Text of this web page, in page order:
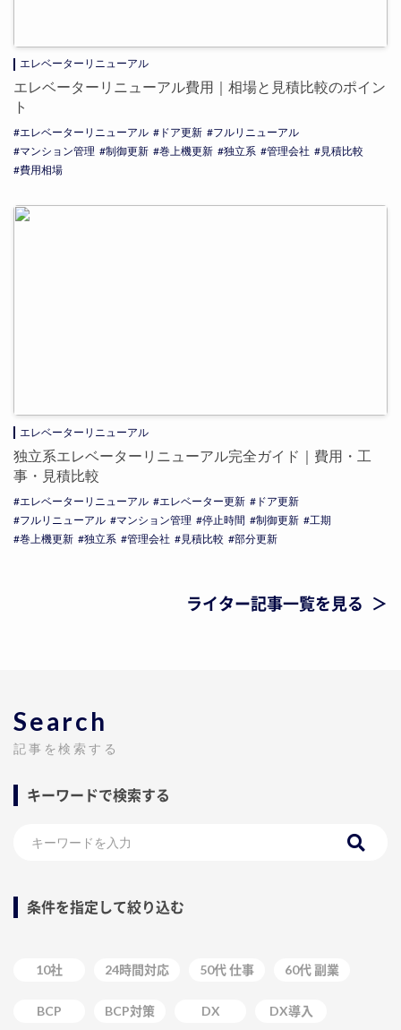
エレベーターリニューアル
エレベーターリニューアル費用｜相場と見積比較のポイン
ト
エレベーターリニューアル ドア更新
フルリニューアル
マンション管理
制御更新 巻上機更新 独立系 管理会社
見積比較
費用相場
エレベーターリニューアル
独立系エレベーターリニューアル完全ガイド｜費用・工
事・見積比較
エレベーターリニューアル エレベーター更新
ドア更新
フルリニューアル
マンション管理 停止時間 制御更新
工期
巻上機更新
独立系 管理会社 見積比較 部分更新
ライター記事一覧を見る
Search
記事を検索する
キーワードで検索する
条件を指定して絞り込む
10社 24時間対応 50代 仕事 60代 副業
BCP BCP対策 DX DX導入